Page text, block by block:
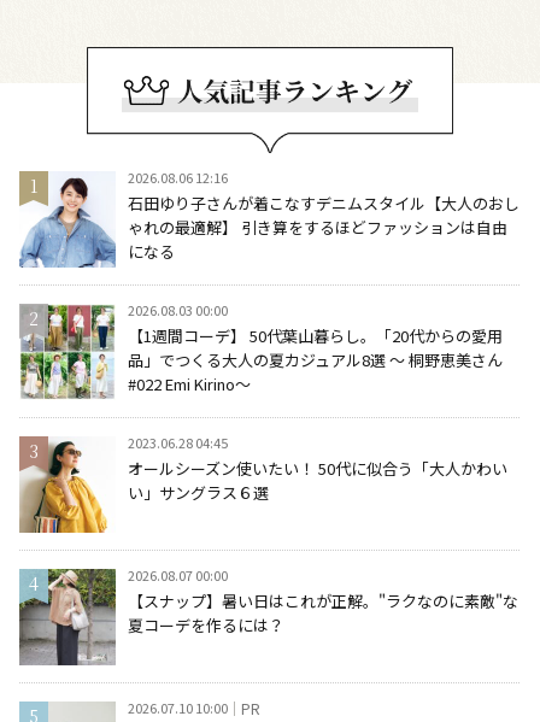
2026.08.06 12:16
石田ゆり子さんが着こなすデニムスタイル【大人のおし
ゃれの最適解】 引き算をするほどファッションは自由
になる
2026.08.03 00:00
【1週間コーデ】 50代葉山暮らし。「20代からの愛用
品」でつくる大人の夏カジュアル8選 ～ 桐野恵美さん
#022 Emi Kirino～
2023.06.28 04:45
オールシーズン使いたい！ 50代に似合う「大人かわい
い」サングラス６選
2026.08.07 00:00
【スナップ】暑い日はこれが正解。"ラクなのに素敵"な
夏コーデを作るには？
2026.07.10 10:00 PR